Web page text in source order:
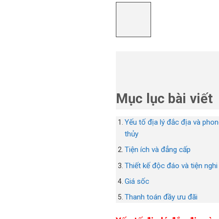
Mục lục bài viết
Yếu tố địa lý đắc địa và
thủy
Tiện ích và đẳng cấp
Thiết kế độc đáo và tiện nghi
Giá sốc
Thanh toán đầy ưu đãi